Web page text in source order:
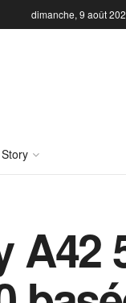
dimanche, 9 août
A42